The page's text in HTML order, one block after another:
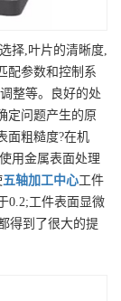
择,叶片的清晰度,
配参数和控制系
整等。良好的处
定问题产生的原
面粗糙度?在机
用金属表面处理
五轴加工中心工件
0.2;工件表面显微
得到了很大的提